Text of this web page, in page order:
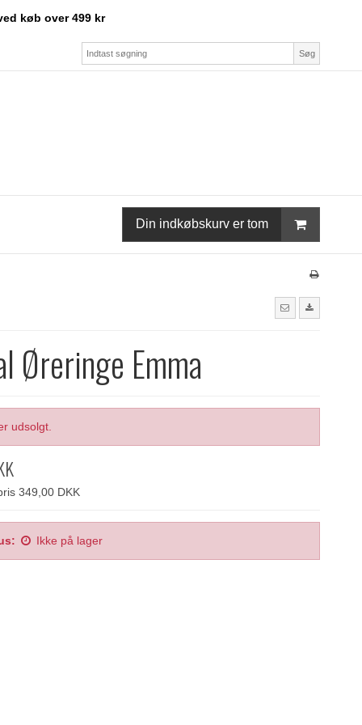
køb over 499 kr
Søg
Din indkøbskurv er tom
Øreringe Emma
udsolgt.
349,00 DKK
Ikke på lager